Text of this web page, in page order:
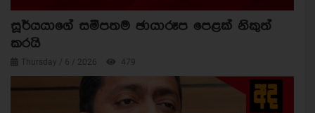
සූර්යයාගේ සමීපතම ඡායාරූප පෙළක් නිකුත්
කරයි
Thursday / 6 / 2026 479